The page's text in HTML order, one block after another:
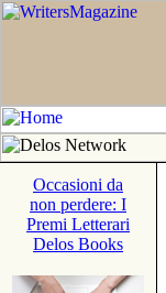
Occasioni da
non perdere: I
Premi Letterari
Delos Books